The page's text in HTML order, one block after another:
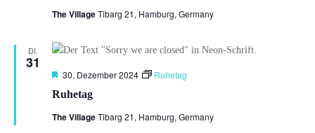
The VillageTibarg 21, Hamburg, Germany
DI.
31
Ruhetag
Hervorgehoben
30. Dezember 2024 Ruhetag
The VillageTibarg 21, Hamburg, Germany